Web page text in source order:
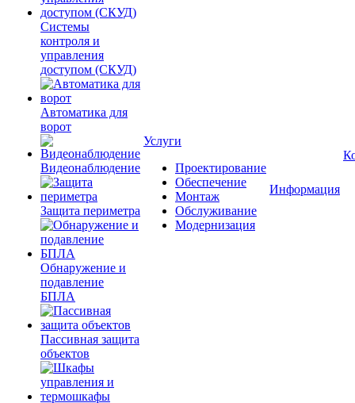
Системы
контроля и
управления
доступом (СКУД)
Автоматика для
ворот
Видеонаблюдение
Защита периметра
Обнаружение и
подавление
БПЛА
Пассивная защита
объектов
Услуги
Проектирование
Обеспечение
Монтаж
Обслуживание
Модернизация
Информация